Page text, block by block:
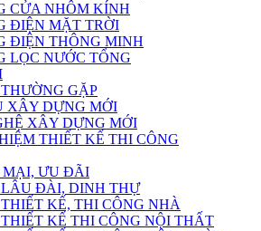
CỬA NHÔM KÍNH
ĐIỆN MẶT TRỜI
ĐIỆN THÔNG MINH
LỌC NƯỚC TỔNG
GẶP
XÂY DỰNG MỚI
XÂY DỰNG MỚI
THIẾT KẾ THI CÔNG
MẠI, ƯU ĐÃI
ĐÀI, DINH THỰ
KẾ, THI CÔNG NHÀ
KẾ THI CÔNG NỘI THẤT